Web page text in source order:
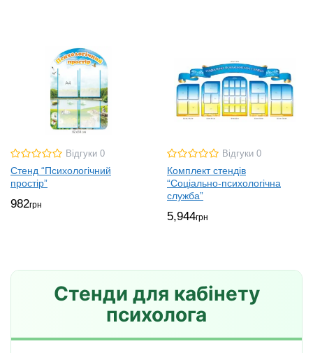
Відгуки 0
Стенд “Психологічний
простір”
982грн
Відгуки 0
Комплект стендів
“Соціально-психологічна
служба”
5,944грн
Стенди для кабінету
психолога